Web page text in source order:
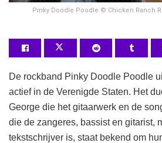
Pinky Doodle Poodle © Chicken Ranch
De rockband Pinky Doodle Poodle
actief in de Verenigde Staten. Het
George die het gitaarwerk en de
die de zangeres, bassist en gitarist,
tekstschrijver is, staat bekend om